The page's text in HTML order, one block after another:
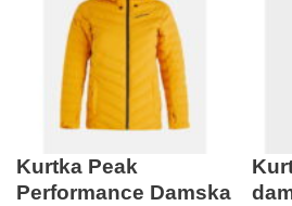
Kurtka Peak
Performance Damska